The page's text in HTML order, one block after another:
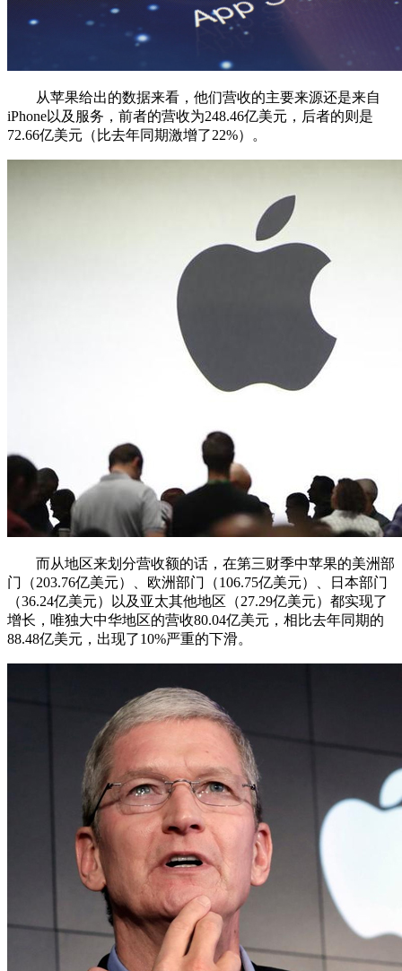
从苹果给出的数据来看，他们营收的主要来源还是来自
iPhone以及服务，前者的营收为248.46亿美元，后者的则是
72.66亿美元（比去年同期激增了22%）。
而从地区来划分营收额的话，在第三财季中苹果的美洲部
门（203.76亿美元）、欧洲部门（106.75亿美元）、日本部门
（36.24亿美元）以及亚太其他地区（27.29亿美元）都实现了
增长，唯独大中华地区的营收80.04亿美元，相比去年同期的
88.48亿美元，出现了10%严重的下滑。